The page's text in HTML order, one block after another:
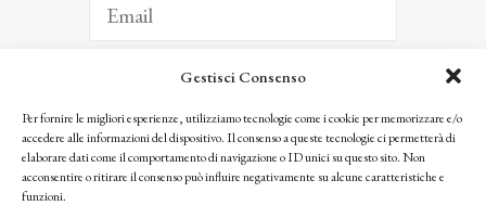
Gestisci Consenso
Per fornire le migliori esperienze, utilizziamo tecnologie come i cookie per memorizzare e/o
accedere alle informazioni del dispositivo. Il consenso a queste tecnologie ci permetterà di
elaborare dati come il comportamento di navigazione o ID unici su questo sito. Non
acconsentire o ritirare il consenso può influire negativamente su alcune caratteristiche e
funzioni.
ISCRIVITI
Facendo clic per iscriverti, riconosci che le tue informazioni saranno trattate
seguendo la nostra Privacy Policy
© 2025 Istituto Matteucci. All right reserved